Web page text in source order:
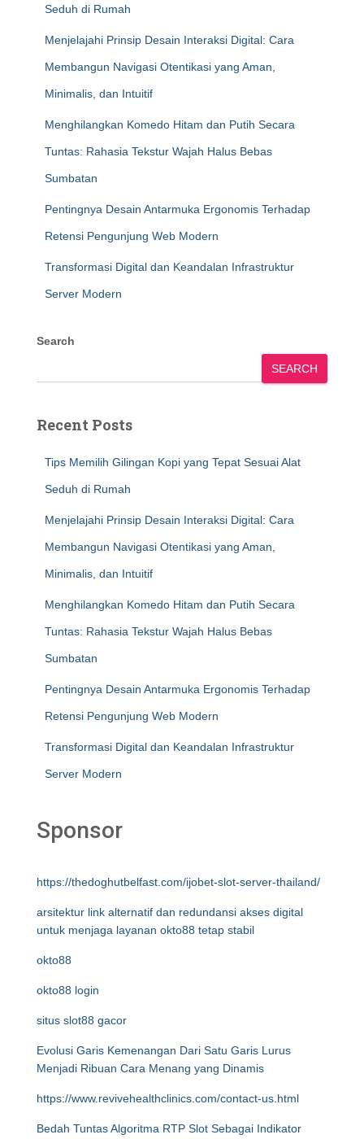
Seduh di Rumah
Menjelajahi Prinsip Desain Interaksi Digital: Cara
Membangun Navigasi Otentikasi yang Aman,
Minimalis, dan Intuitif
Menghilangkan Komedo Hitam dan Putih Secara
Tuntas: Rahasia Tekstur Wajah Halus Bebas
Sumbatan
Pentingnya Desain Antarmuka Ergonomis Terhadap
Retensi Pengunjung Web Modern
Transformasi Digital dan Keandalan Infrastruktur
Server Modern
Search
SEARCH
Recent Posts
Tips Memilih Gilingan Kopi yang Tepat Sesuai Alat
Seduh di Rumah
Menjelajahi Prinsip Desain Interaksi Digital: Cara
Membangun Navigasi Otentikasi yang Aman,
Minimalis, dan Intuitif
Menghilangkan Komedo Hitam dan Putih Secara
Tuntas: Rahasia Tekstur Wajah Halus Bebas
Sumbatan
Pentingnya Desain Antarmuka Ergonomis Terhadap
Retensi Pengunjung Web Modern
Transformasi Digital dan Keandalan Infrastruktur
Server Modern
Sponsor
https://thedoghutbelfast.com/ijobet-slot-server-thailand/
arsitektur link alternatif dan redundansi akses digital
untuk menjaga layanan okto88 tetap stabil
okto88
okto88 login
situs slot88 gacor
Evolusi Garis Kemenangan Dari Satu Garis Lurus
Menjadi Ribuan Cara Menang yang Dinamis
https://www.revivehealthclinics.com/contact-us.html
Bedah Tuntas Algoritma RTP Slot Sebagai Indikator